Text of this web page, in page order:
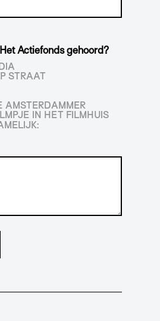
Actiefonds gehoord?
STRAAT
AMSTERDAMMER
IN HET FILMHUIS